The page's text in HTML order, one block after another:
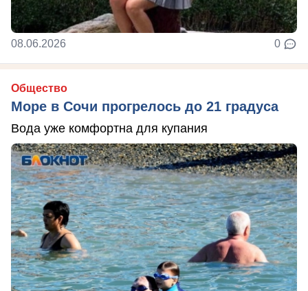
08.06.2026 0
Общество
Море в Сочи прогрелось до 21 градуса
Вода уже комфортна для купания